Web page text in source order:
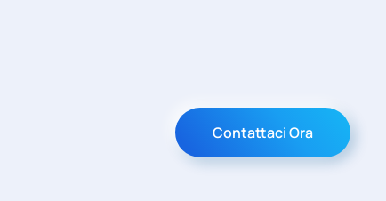
Contattaci Ora